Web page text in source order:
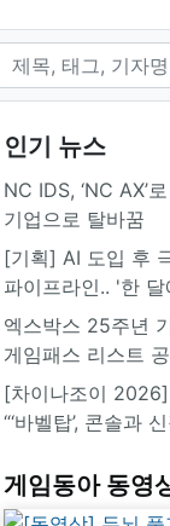
인기 뉴스
NC IDS, ‘NC AX’
기업으로 탈바꿈
[기획] AI 도입 후
파이프라인.. '한
엑스박스 25주년
게임패스 리스트
[차이나조이
“‘바벨탑’, 콘솔과
게임동아 동영